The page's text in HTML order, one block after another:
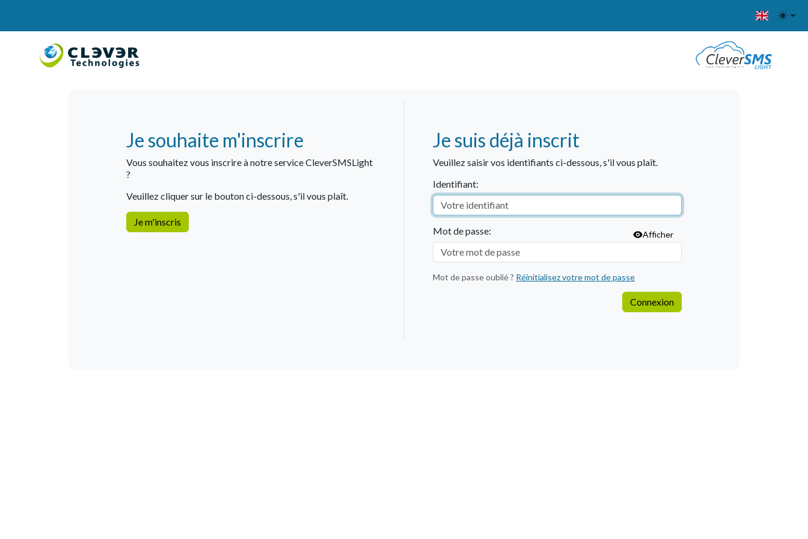
Je souhaite m'inscrire
Vous souhaitez vous inscrire à notre service CleverSMSLight
?
Veuillez cliquer sur le bouton ci-dessous, s'il vous plaît.
Je m'inscris
Je suis déjà inscrit
Veuillez saisir vos identifiants ci-dessous, s'il vous plaît.
Identifiant:
Mot de passe: Afficher
Mot de passe oublié ? Réinitialisez votre mot de passe
Connexion